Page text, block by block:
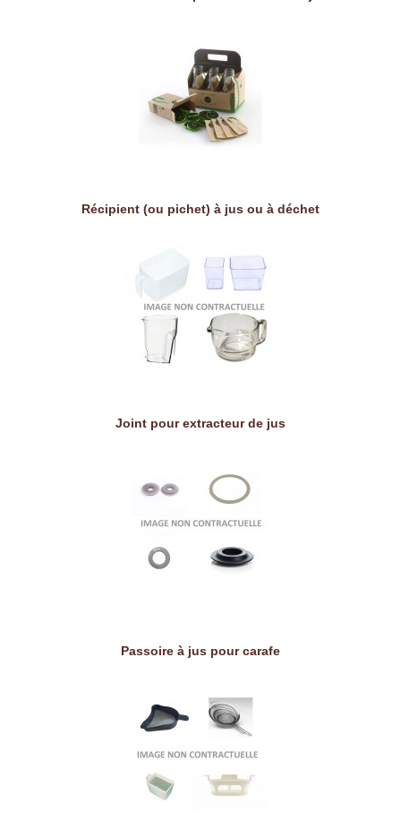
Récipient (ou pichet) à jus ou à déchet
Joint pour extracteur de jus
Passoire à jus pour carafe